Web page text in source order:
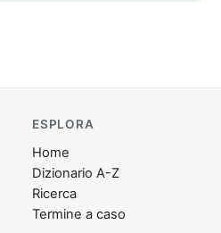
ESPLORA
Home
Dizionario A-Z
Ricerca
Termine a caso